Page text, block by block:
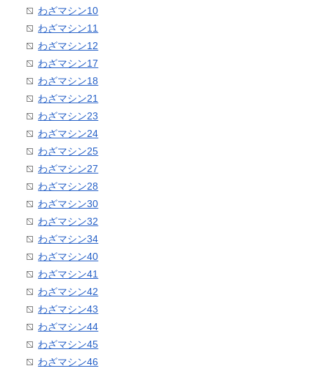
わざマシン10
わざマシン11
わざマシン12
わざマシン17
わざマシン18
わざマシン21
わざマシン23
わざマシン24
わざマシン25
わざマシン27
わざマシン28
わざマシン30
わざマシン32
わざマシン34
わざマシン40
わざマシン41
わざマシン42
わざマシン43
わざマシン44
わざマシン45
わざマシン46